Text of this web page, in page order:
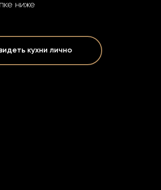
ниже
кухни лично